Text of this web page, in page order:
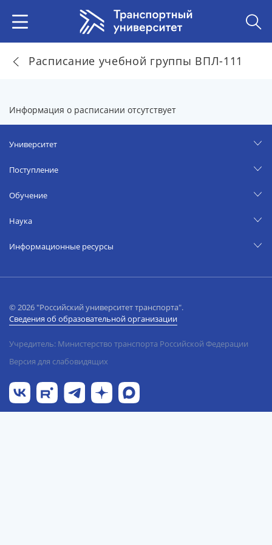
Расписание учебной группы ВПЛ-111
Информация о расписании отсутствует
Университет
Поступление
Обучение
Наука
Информационные ресурсы
© 2026 "Российский университет транспорта".
Сведения об образовательной организации
Учредитель: Министерство транспорта Российской Федерации
Версия для слабовидящих